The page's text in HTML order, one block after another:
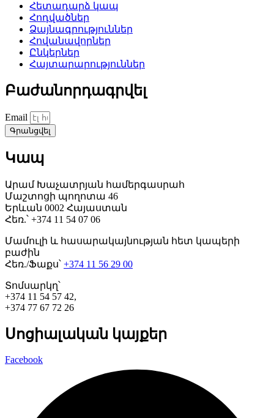
Հետադարձ կապ
Հոդվածներ
Ձայնագրություններ
Հովանավորներ
Ընկերներ
Հայտարարություններ
Բաժանորդագրվել
Email
Գրանցվել
Կապ
Արամ Խաչատրյան համերգասրահ
Մաշտոցի պողոտա 46
Երևան 0002 Հայաստան
Հեռ.՝ +374 11 54 07 06
Մամուլի և հասարակայնության հետ կապերի
բաժին
Հեռ./Ֆաքս՝ +374 11 56 29 00
Տոմսարկղ՝
+374 11 54 57 42,
+374 77 67 72 26
Սոցիալական կայքեր
Facebook